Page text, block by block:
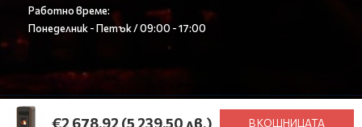
€2 678.92 (5 239.50 лв.) В КОШНИЦАТА
Работно време:
Понеделник - Петък / 09:00 - 17:00
© Енерджи Економи ООД 2023. All rights reserved.